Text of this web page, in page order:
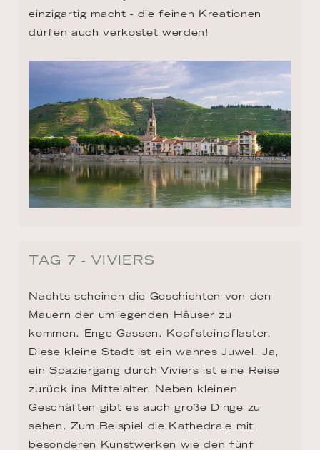
einzigartig macht - die feinen Kreationen
dürfen auch verkostet werden!
TAG 7 - VIVIERS
Nachts scheinen die Geschichten von den
Mauern der umliegenden Häuser zu
kommen. Enge Gassen. Kopfsteinpflaster.
Diese kleine Stadt ist ein wahres Juwel. Ja,
ein Spaziergang durch Viviers ist eine Reise
zurück ins Mittelalter. Neben kleinen
Geschäften gibt es auch große Dinge zu
sehen. Zum Beispiel die Kathedrale mit
besonderen Kunstwerken wie den fünf